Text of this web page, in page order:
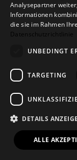
Analysepartner
Informationen
die sie im Rahmen
Datenschutzrichtlinie
UNBEDINGT
TARGETING
DETAILS
ALLE